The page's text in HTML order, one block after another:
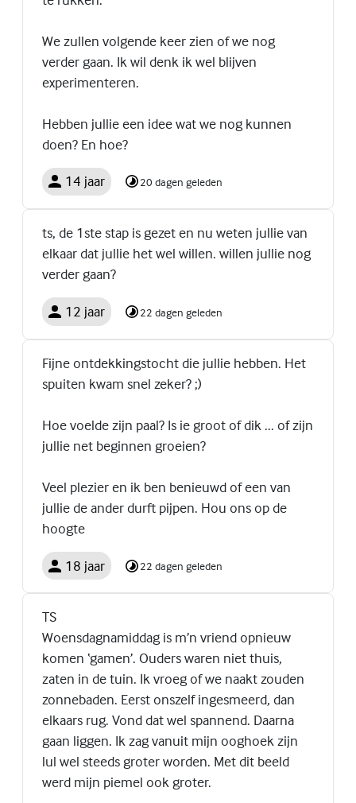
We zullen volgende keer zien of we nog
verder gaan. Ik wil denk ik wel blijven
experimenteren.
Hebben jullie een idee wat we nog kunnen
doen? En hoe?
14 jaar 20 dagen geleden
ts, de 1ste stap is gezet en nu weten jullie van
elkaar dat jullie het wel willen. willen jullie nog
verder gaan?
12 jaar 22 dagen geleden
Fijne ontdekkingstocht die jullie hebben. Het
spuiten kwam snel zeker? ;)
Hoe voelde zijn paal? Is ie groot of dik ... of zijn
jullie net beginnen groeien?
Veel plezier en ik ben benieuwd of een van
jullie de ander durft pijpen. Hou ons op de
hoogte
18 jaar 22 dagen geleden
TS
Woensdagnamiddag is m’n vriend opnieuw
komen ‘gamen’. Ouders waren niet thuis,
zaten in de tuin. Ik vroeg of we naakt zouden
zonnebaden. Eerst onszelf ingesmeerd, dan
elkaars rug. Vond dat wel spannend. Daarna
gaan liggen. Ik zag vanuit mijn ooghoek zijn
lul wel steeds groter worden. Met dit beeld
werd mijn piemel ook groter.